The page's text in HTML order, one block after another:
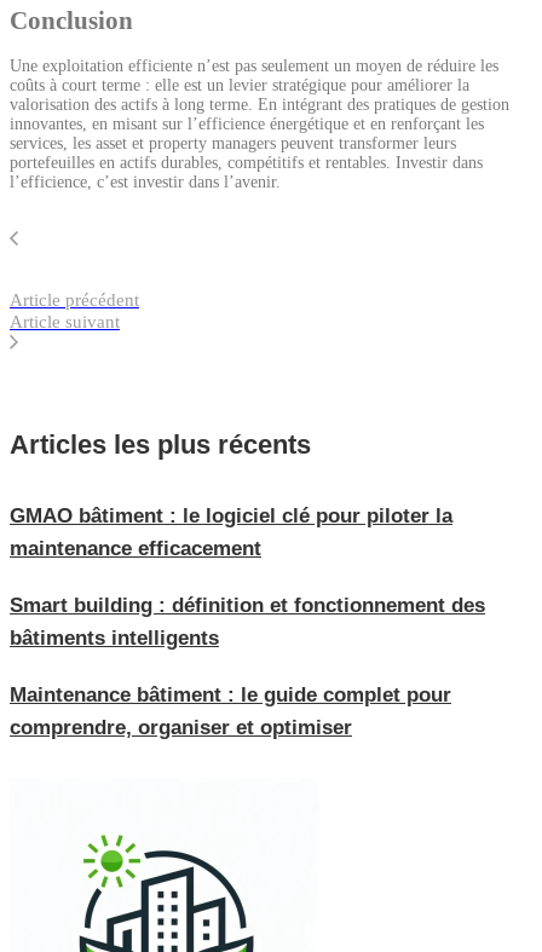
Conclusion
Une exploitation efficiente n’est pas seulement un moyen de réduire les
coûts à court terme : elle est un levier stratégique pour améliorer la
valorisation des actifs à long terme. En intégrant des pratiques de gestion
innovantes, en misant sur l’efficience énergétique et en renforçant les
services, les asset et property managers peuvent transformer leurs
portefeuilles en actifs durables, compétitifs et rentables. Investir dans
l’efficience, c’est investir dans l’avenir.
Article précédent
Article suivant
Articles les plus récents
GMAO bâtiment : le logiciel clé pour piloter la
maintenance efficacement
Smart building : définition et fonctionnement des
bâtiments intelligents
Maintenance bâtiment : le guide complet pour
comprendre, organiser et optimiser